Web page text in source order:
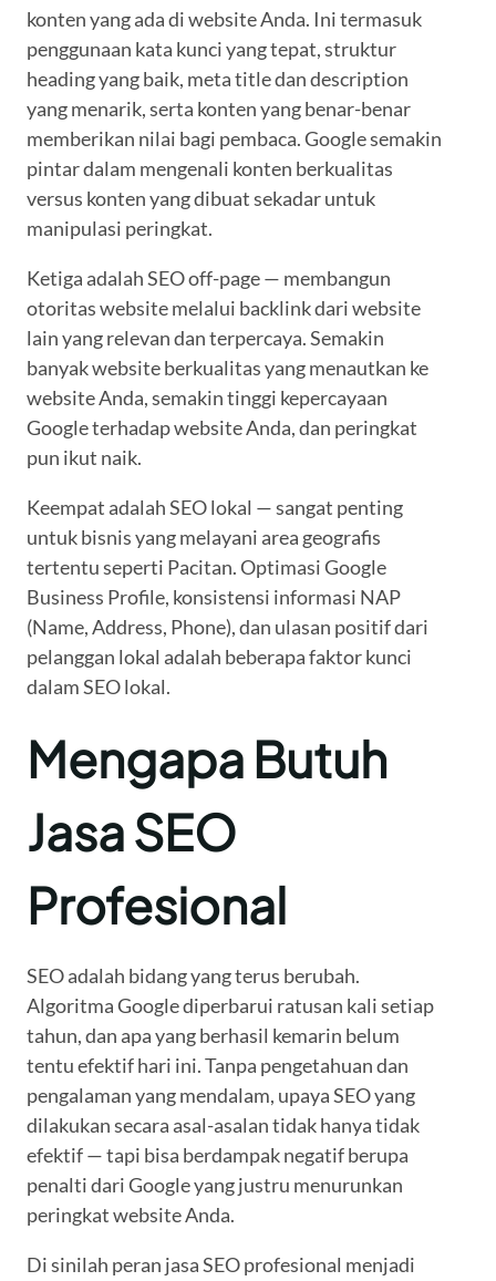
konten yang ada di website Anda. Ini termasuk
penggunaan kata kunci yang tepat, struktur
heading yang baik, meta title dan description
yang menarik, serta konten yang benar-benar
memberikan nilai bagi pembaca. Google semakin
pintar dalam mengenali konten berkualitas
versus konten yang dibuat sekadar untuk
manipulasi peringkat.
Ketiga adalah SEO off-page — membangun
otoritas website melalui backlink dari website
lain yang relevan dan terpercaya. Semakin
banyak website berkualitas yang menautkan ke
website Anda, semakin tinggi kepercayaan
Google terhadap website Anda, dan peringkat
pun ikut naik.
Keempat adalah SEO lokal — sangat penting
untuk bisnis yang melayani area geografis
tertentu seperti Pacitan. Optimasi Google
Business Profile, konsistensi informasi NAP
(Name, Address, Phone), dan ulasan positif dari
pelanggan lokal adalah beberapa faktor kunci
dalam SEO lokal.
Mengapa Butuh
Jasa SEO
Profesional
SEO adalah bidang yang terus berubah.
Algoritma Google diperbarui ratusan kali setiap
tahun, dan apa yang berhasil kemarin belum
tentu efektif hari ini. Tanpa pengetahuan dan
pengalaman yang mendalam, upaya SEO yang
dilakukan secara asal-asalan tidak hanya tidak
efektif — tapi bisa berdampak negatif berupa
penalti dari Google yang justru menurunkan
peringkat website Anda.
Di sinilah peran jasa SEO profesional menjadi